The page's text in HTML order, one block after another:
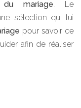
du mariage. Le
sélection qui lui
pour savoir ce
afin de réaliser